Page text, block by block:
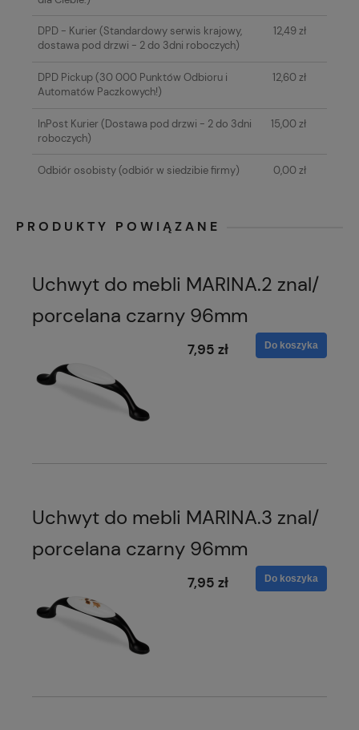
DPD - Kurier(Standardowy serwis krajowy,
dostawa pod drzwi - 2 do 3dni roboczych)
12,49 zł
DPD Pickup(30 000 Punktów Odbioru i
Automatów Paczkowych!)
12,60 zł
InPost Kurier(Dostawa pod drzwi - 2 do 3dni
roboczych)
15,00 zł
Odbiór osobisty(odbiór w siedzibie firmy) 0,00 zł
PRODUKTY POWIĄZANE
Uchwyt do mebli MARINA.2 znal/
porcelana czarny 96mm
7,95 zł Do koszyka
Uchwyt do mebli MARINA.3 znal/
porcelana czarny 96mm
7,95 zł Do koszyka